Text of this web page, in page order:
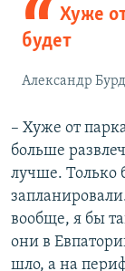
Хуже
будет
Александр
– Хуже от
больше
лучше. Только
вообще, я бы
они в
шло, а на